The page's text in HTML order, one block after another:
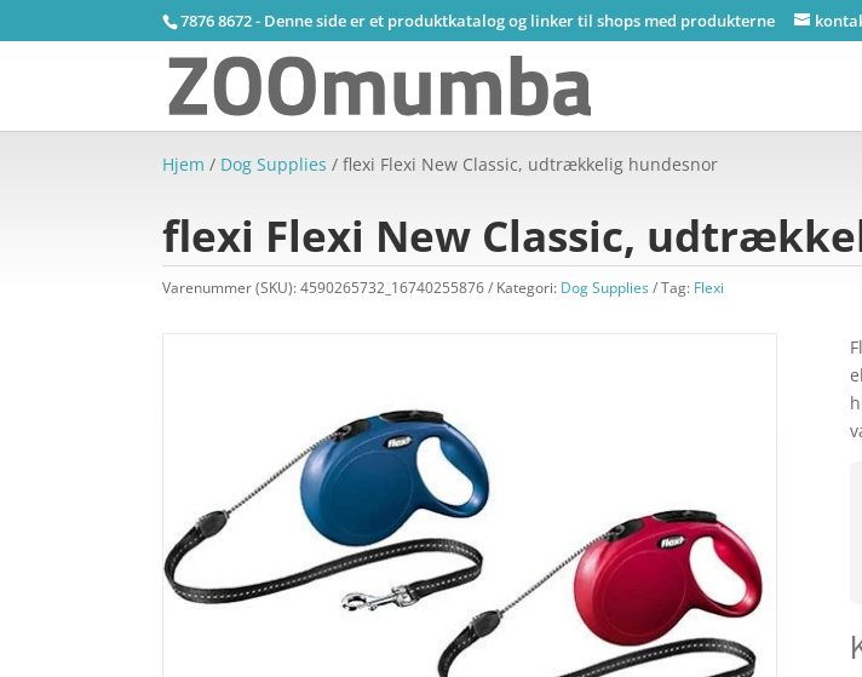
7876 8672 - Denne side er et produktkatalog og linker til shops med produkterne
Hjem / Dog Supplies / flexi Flexi New Classic, udtrækkelig hundesnor
flexi Flexi New Classic,
Varenummer (SKU):4590265732_16740255876 Kategori: Dog Supplies Tag: Flexi